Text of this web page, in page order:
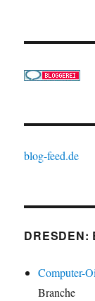
blog-feed.de
DRESDEN:
Computer-
Branche